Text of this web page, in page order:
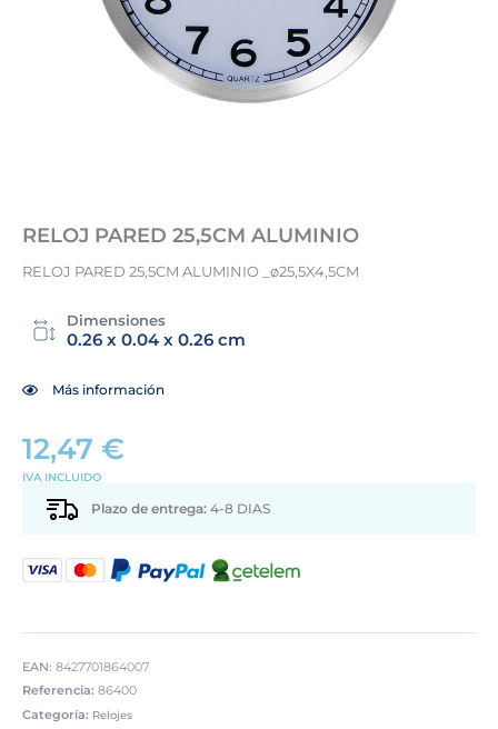
RELOJ PARED 25,5CM ALUMINIO
RELOJ PARED 25,5CM ALUMINIO _ø25,5X4,5CM
Dimensiones
0.26 x 0.04 x 0.26 cm
Más información
12,47 €
IVA INCLUIDO
Plazo de entrega: 4-8 DIAS
EAN: 8427701864007
Referencia: 86400
Categoría: Relojes